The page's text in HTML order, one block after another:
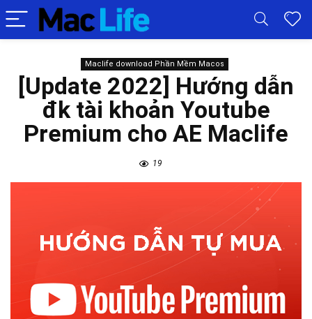
Maclife download Phần Mềm Macos
[Update 2022] Hướng dẫn
đk tài khoản Youtube
Premium cho AE Maclife
19